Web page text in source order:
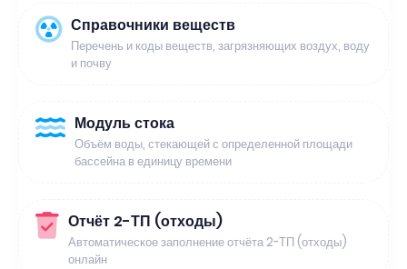
Справочники веществ
Перечень и коды веществ, загрязняющих воздух, воду
и почву
Модуль стока
Объём воды, стекающей с определенной площади
бассейна в единицу времени
Отчёт 2-ТП (отходы)
Автоматическое заполнение отчёта 2-ТП (отходы)
онлайн